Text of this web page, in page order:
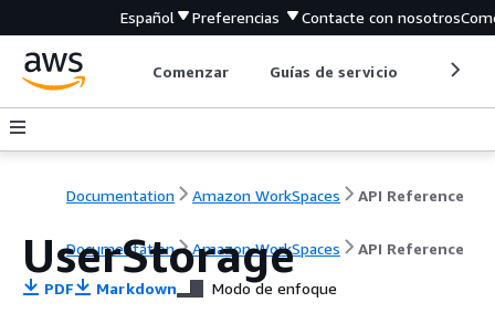
Español Preferencias Contacte con nosotros
Comenzar Guías de servicio
Documentation Amazon WorkSpaces API Reference
Documentation Amazon WorkSpaces API Reference
UserStorage
PDF Markdown Modo de enfoque